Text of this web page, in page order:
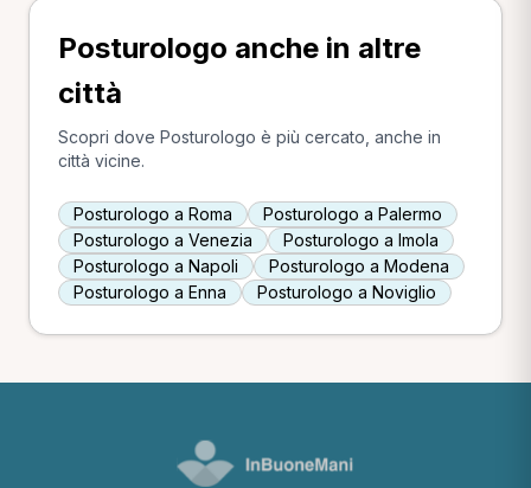
Posturologo anche in altre
città
Scopri dove Posturologo è più cercato, anche in
città vicine.
Posturologo a Roma
Posturologo a Palermo
Posturologo a Venezia
Posturologo a Imola
Posturologo a Napoli
Posturologo a Modena
Posturologo a Enna
Posturologo a Noviglio